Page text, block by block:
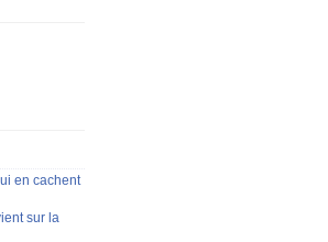
en cachent
sur la